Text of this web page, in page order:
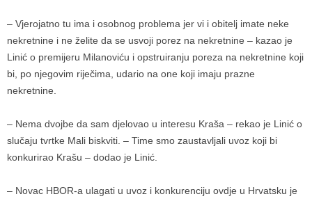
– Vjerojatno tu ima i osobnog problema jer vi i obitelj imate neke
nekretnine i ne želite da se usvoji porez na nekretnine – kazao je
Linić o premijeru Milanoviću i opstruiranju poreza na nekretnine koji
bi, po njegovim riječima, udario na one koji imaju prazne
nekretnine.
– Nema dvojbe da sam djelovao u interesu Kraša – rekao je Linić o
slučaju tvrtke Mali biskviti. – Time smo zaustavljali uvoz koji bi
konkurirao Krašu – dodao je Linić.
– Novac HBOR-a ulagati u uvoz i konkurenciju ovdje u Hrvatsku je